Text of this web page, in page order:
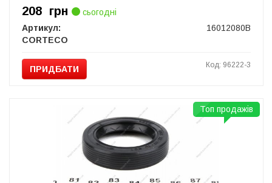
208 грн
сьогодні
Артикул:
16012080B
CORTECO
ПРИДБАТИ Код: 96222-3
Топ продажів